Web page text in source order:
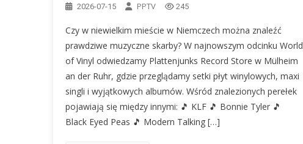
2026-07-15 PPTV 245
Czy w niewielkim mieście w Niemczech można znaleźć
prawdziwe muzyczne skarby? W najnowszym odcinku World
of Vinyl odwiedzamy Plattenjunks Record Store w Mülheim
an der Ruhr, gdzie przeglądamy setki płyt winylowych, maxi
singli i wyjątkowych albumów. Wśród znalezionych perełek
pojawiają się między innymi: 🎵 KLF 🎵 Bonnie Tyler 🎵
Black Eyed Peas 🎵 Modern Talking […]